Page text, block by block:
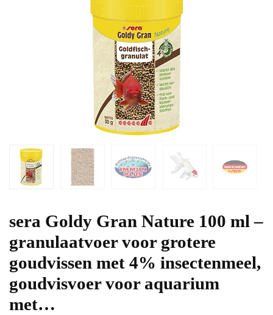
sera Goldy Gran Nature 100 ml –
granulaatvoer voor grotere
goudvissen met 4% insectenmeel,
goudvisvoer voor aquarium
met…